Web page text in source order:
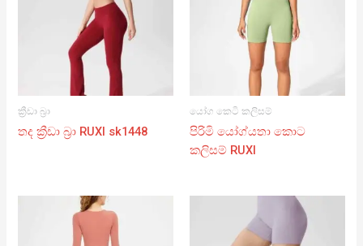
ක්‍රීඩා බ්‍රා
තද ක්‍රීඩා බ්‍රා RUXI sk1448
යෝග කෙටි කලිසම්
පිරිමි යෝග්යතා කොට
කලිසම් RUXI